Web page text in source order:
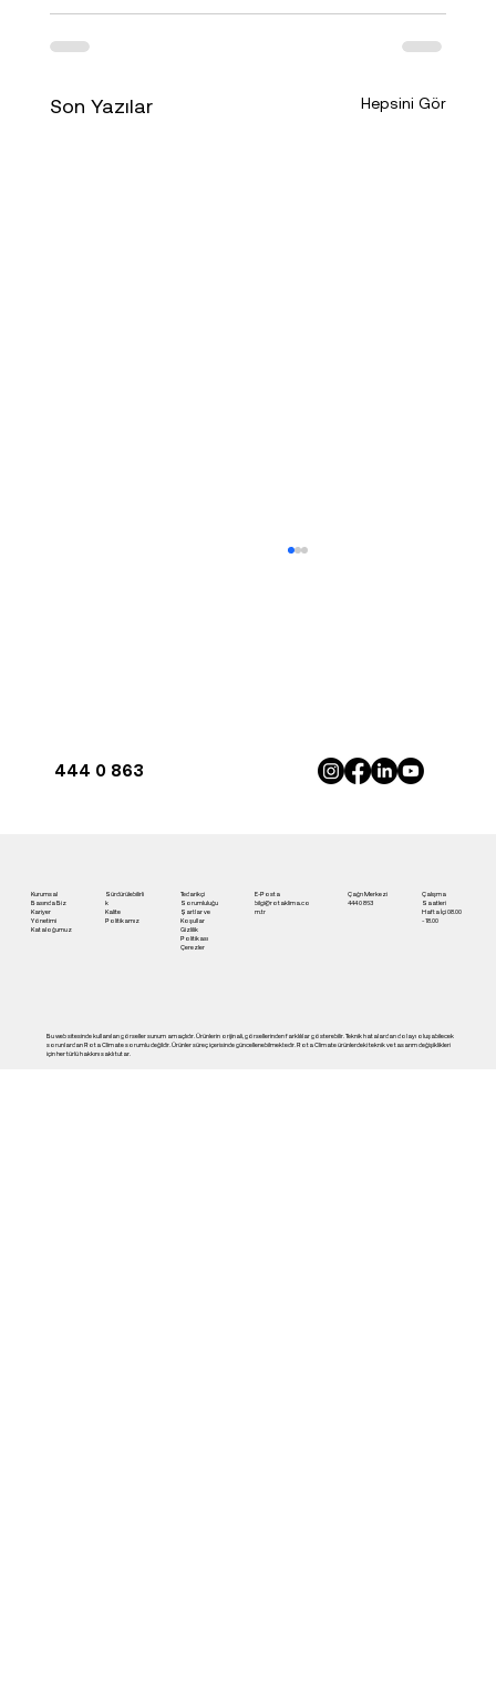
Son Yazılar Hepsini Gör
444 0 863
Kurumsal
Basında Biz
Kariyer
Yönetimi
Kataloğumuz
Sürdürülebilirli
k
Kalite
Politikamız
Tedarikçi
Sorumluluğu
Şartlar ve
Koşullar
Gizlilik
Politikası
Çerezler
E-Posta
bilgi@rotaklima.co
m.tr
Çağrı Merkezi
444 0 863
Çalışma
Saatleri
Hafta İçi 08.00
- 18.00
Bu web sitesinde kullanılan görseller sunum amaçlıdır. Ürünlerin orijinali, görsellerinden farklılılar gösterebilir. Teknik hatalardan dolayı oluşabilecek
sorunlardan Rota Climate sorumlu değildir. Ürünler süreç içerisinde güncellenebilmektedir. Rota Climate ürünlerdeki teknik ve tasarım değişiklikleri
için her türlü hakkını saklı tutar.